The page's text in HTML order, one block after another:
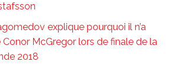
explique pourquoi il n’a
McGregor lors de finale de la
2018